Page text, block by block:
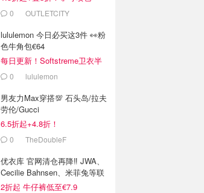
€44.79
0
OUTLETCITY
lululemon 今日必买这3件 👀粉
色牛角包€64
每日更新！Softstreme卫衣半
价 0 lululemon
男友力Max穿搭💯 石头岛/拉夫
劳伦/Gucci
6.5折起+4.8折！
0 TheDoubleF
优衣库 官网清仓再降‼️ JWA、
Cecilie Bahnsen、米菲兔等联
名
2折起 牛仔裤低至€7.9